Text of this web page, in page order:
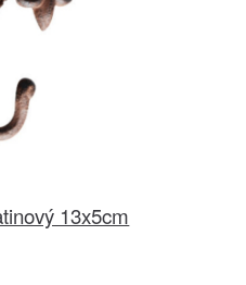
13x5cm